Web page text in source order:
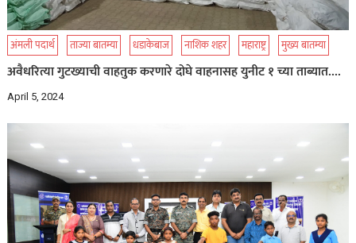
अंमली पदार्थ ताज्या बातम्या धडाकेबाज नाशिक शहर महाराष्ट्र मुख्य बातम्या
अवैधरित्या गुटख्याची वाहतुक करणारे दोघे वाहनासह युनीट १ च्या ताब्यात….
April 5, 2024